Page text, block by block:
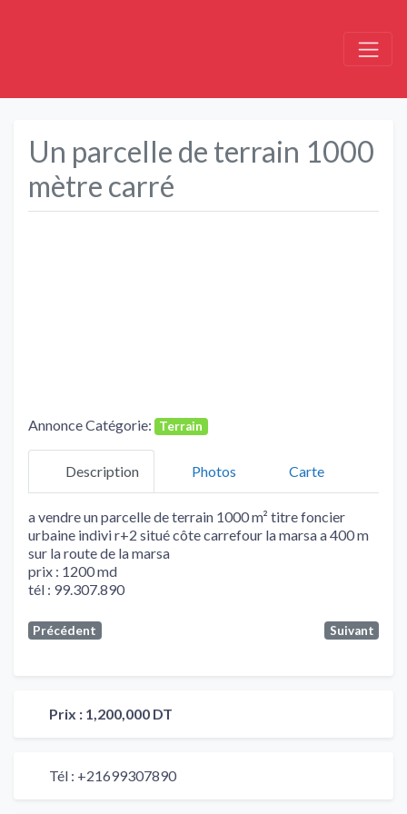
Un parcelle de terrain 1000
mètre carré
Annonce Catégorie: Terrain
Description Photos Carte
a vendre un parcelle de terrain 1000 m² titre foncier
urbaine indivi r+2 situé côte carrefour la marsa a 400 m
sur la route de la marsa
prix : 1200 md
tél : 99.307.890
Précédent Suivant
Prix : 1,200,000 DT
Tél : +21699307890